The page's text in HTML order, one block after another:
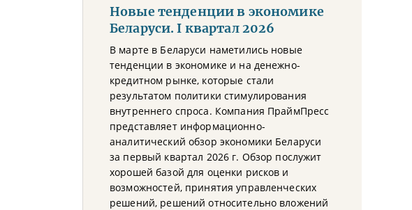
Новые тенденции в экономике
Беларуси. I квартал 2026
В марте в Беларуси наметились новые
тенденции в экономике и на денежно-
кредитном рынке, которые стали
результатом политики стимулирования
внутреннего спроса. Компания ПраймПресс
представляет информационно-
аналитический обзор экономики Беларуси
за первый квартал 2026 г. Обзор послужит
хорошей базой для оценки рисков и
возможностей, принятия управленческих
решений, решений относительно вложений